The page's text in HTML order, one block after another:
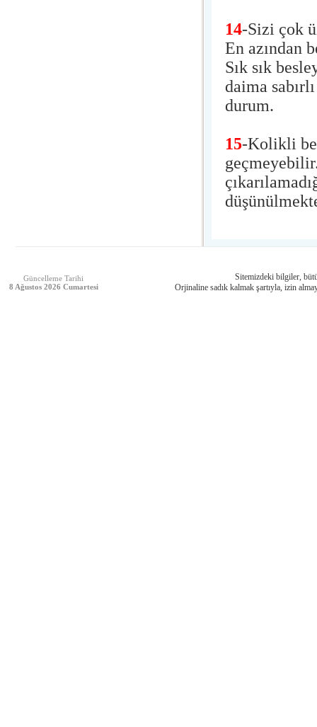
14-Sizi çok
En azından
Sık sık
daima
durum.
15-Kolikli
Güncelleme Tarihi
8 Ağustos 2026 Cumartesi
Sitemizdeki bilgiler,
Orjinaline sadık kalmak şartıyla, izin